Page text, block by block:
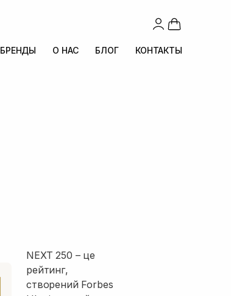
БРЕНДЫ О НАС БЛОГ КОНТАКТЫ
NEXT 250 – це
рейтинг,
створений Forbes